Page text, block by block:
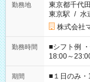
勤務地
東京都千代
東京駅 / 水
株式会社
勤務時間
■シフト例
18:00～
etc ★最短で3時間で5,120円のお仕事から 15時間で2万円近く稼
げるお仕事も！ ご希望のお時間に合わせてご紹
期間 ■１日のみ・